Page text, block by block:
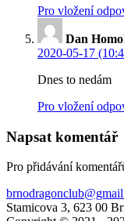
Pro vložení
Dan
2020-05-17
Dnes to nedám
Pro vložení
Napsat komentář
Pro přidávání
Stamicova 3, 623 00